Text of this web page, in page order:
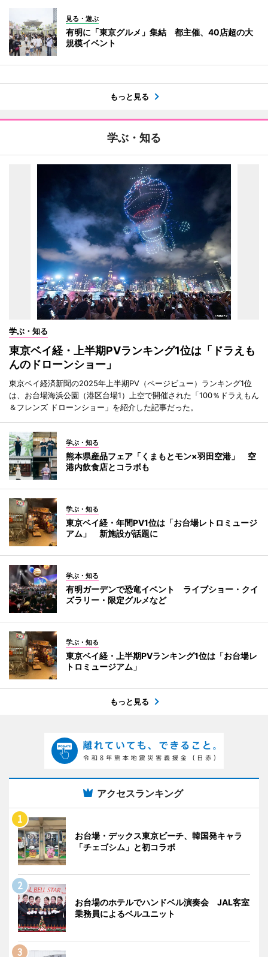
見る・遊ぶ
有明に「東京グルメ」集結 都主催、40店超の大
規模イベント
もっと見る
学ぶ・知る
学ぶ・知る
東京ベイ経・上半期PVランキング1位は「ドラえも
んのドローンショー」
東京ベイ経済新聞の2025年上半期PV（ページビュー）ランキング1位
は、お台場海浜公園（港区台場1）上空で開催された「100％ドラえもん
＆フレンズ ドローンショー」を紹介した記事だった。
学ぶ・知る
熊本県産品フェア「くまもとモン×羽田空港」 空
港内飲食店とコラボも
学ぶ・知る
東京ベイ経・年間PV1位は「お台場レトロミュージ
アム」 新施設が話題に
学ぶ・知る
有明ガーデンで恐竜イベント ライブショー・クイ
ズラリー・限定グルメなど
学ぶ・知る
東京ベイ経・上半期PVランキング1位は「お台場レ
トロミュージアム」
もっと見る
アクセスランキング
お台場・デックス東京ビーチ、韓国発キャラ
「チェゴシム」と初コラボ
お台場のホテルでハンドベル演奏会 JAL客室
乗務員によるベルユニット